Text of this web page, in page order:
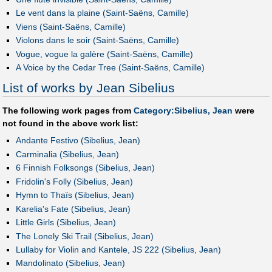
Le vent dans la plaine (Saint-Saëns, Camille)
Viens (Saint-Saëns, Camille)
Violons dans le soir (Saint-Saëns, Camille)
Vogue, vogue la galère (Saint-Saëns, Camille)
A Voice by the Cedar Tree (Saint-Saëns, Camille)
List of works by Jean Sibelius
The following work pages from Category:Sibelius, Jean were
not found in the above work list:
Andante Festivo (Sibelius, Jean)
Carminalia (Sibelius, Jean)
6 Finnish Folksongs (Sibelius, Jean)
Fridolin's Folly (Sibelius, Jean)
Hymn to Thaïs (Sibelius, Jean)
Karelia's Fate (Sibelius, Jean)
Little Girls (Sibelius, Jean)
The Lonely Ski Trail (Sibelius, Jean)
Lullaby for Violin and Kantele, JS 222 (Sibelius, Jean)
Mandolinato (Sibelius, Jean)